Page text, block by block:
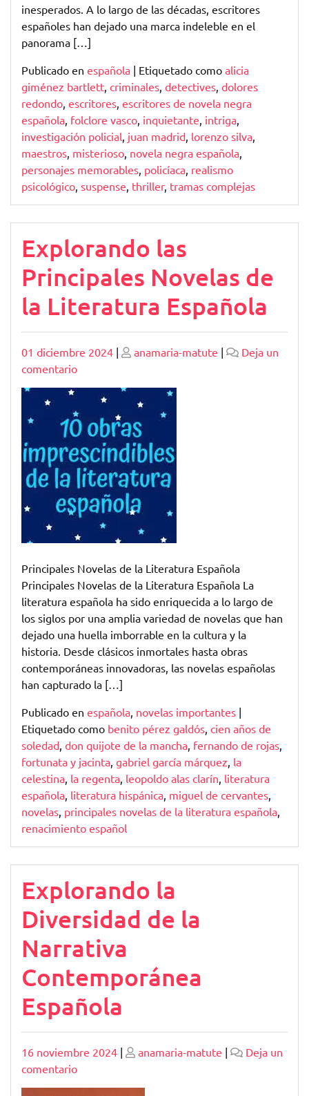
de
Novela
Negra
inesperados. A lo largo de las décadas, escritores
españoles han dejado una marca indeleble en el
panorama […]
Publicado en española | Etiquetado como alicia
giménez bartlett, criminales, detectives, dolores
redondo, escritores, escritores de novela negra
española, folclore vasco, inquietante, intriga,
investigación policial, juan madrid, lorenzo silva,
maestros, misterioso, novela negra española,
personajes memorables, policíaca, realismo
psicológico, suspense, thriller, tramas complejas
Explorando las
Principales Novelas de
la Literatura Española
Publicado
01 diciembre 2024 | Publicado
anamaria-matute |
Deja un
comentarioen
Explorando
Principales
Novelas
de
la
Literatura
Española
Principales Novelas de la Literatura Española
Principales Novelas de la Literatura Española La
literatura española ha sido enriquecida a lo largo de
los siglos por una amplia variedad de novelas que han
dejado una huella imborrable en la cultura y la
historia. Desde clásicos inmortales hasta obras
contemporáneas innovadoras, las novelas españolas
han capturado la […]
Publicado en española, novelas importantes |
Etiquetado como benito pérez galdós, cien años de
soledad, don quijote de la mancha, fernando de rojas,
fortunata y jacinta, gabriel garcía márquez, la
celestina, la regenta, leopoldo alas clarín, literatura
española, literatura hispánica, miguel de cervantes,
novelas, principales novelas de la literatura española,
renacimiento español
Explorando la
Diversidad de la
Narrativa
Contemporánea
Española
Publicado
16 noviembre 2024 | Publicado
anamaria-matute |
Deja un
comentarioen
Explorando